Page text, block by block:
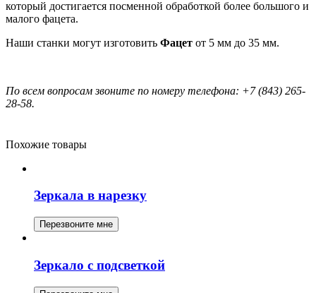
который достигается посменной обработкой более большого и
малого фацета.
Наши станки могут изготовить Фацет от 5 мм до 35 мм.
По всем вопросам звоните по номеру телефона: +7 (843) 265-
28-58.
Похожие товары
Зеркала в нарезку
Перезвоните мне
Зеркало с подсветкой